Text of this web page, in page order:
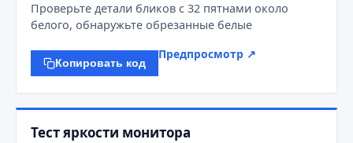
Проверьте детали бликов с 32 пятнами около
белого, обнаружьте обрезанные белые
Копировать код
Предпросмотр ↗
Тест яркости монитора